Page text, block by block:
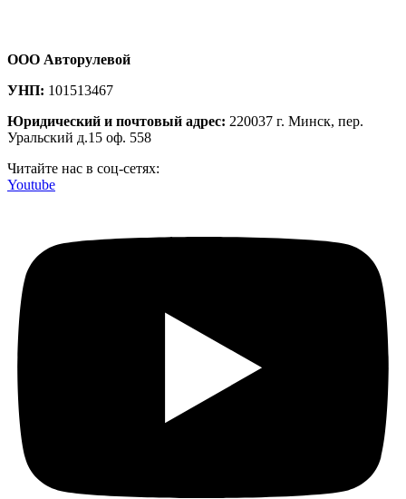
ООО Авторулевой
УНП: 101513467
Юридический и почтовый адрес: 220037 г. Минск, пер.
Уральский д.15 оф. 558
Читайте нас в соц-сетях:
Youtube